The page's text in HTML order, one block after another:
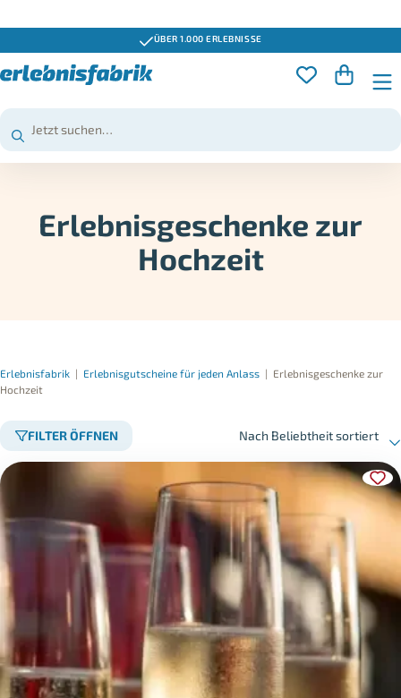
GUTSCHEINE 3 JAHRE GÜLTIG
Erlebnisgeschenke zur
Hochzeit
Erlebnisfabrik | Erlebnisgutscheine für jeden Anlass | Erlebnisgeschenke zur
Hochzeit
FILTER ÖFFNEN Nach Beliebtheit sortiert